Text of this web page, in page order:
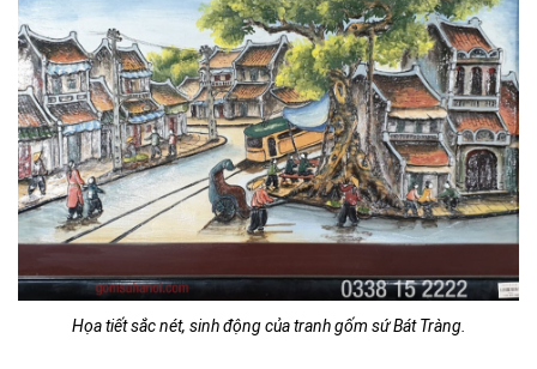
Họa tiết sắc nét, sinh động của tranh gốm sứ Bát Tràng.